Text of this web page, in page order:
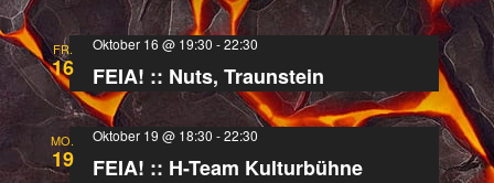
FR.
16
Oktober 16 @ 19:30 -22:30
FEIA! :: Nuts, Traunstein
MO.
19
Oktober 19 @ 18:30 -22:30
FEIA! :: H-Team Kulturbühne